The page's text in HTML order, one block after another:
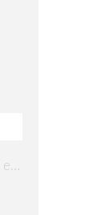
De la distracción a la acción en 7 pasos